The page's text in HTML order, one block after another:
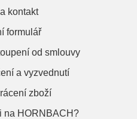
kontakt
formulář
od smlouvy
a vyzvednutí
zboží
na HORNBACH?